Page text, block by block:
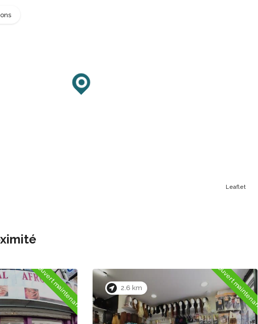
Leaflet
Ouvert maintenant 2.3 km Ouvert maintenant